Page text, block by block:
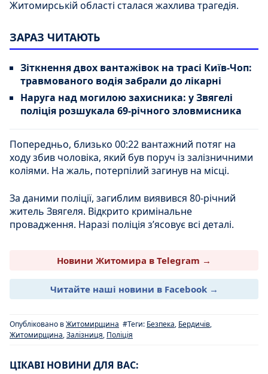
Житомирській області сталася жахлива трагедія.
ЗАРАЗ ЧИТАЮТЬ
Зіткнення двох вантажівок на трасі Київ-Чоп:
травмованого водія забрали до лікарні
Наруга над могилою захисника: у Звягелі
поліція розшукала 69-річного зловмисника
Попередньо, близько 00:22 вантажний потяг на
ходу збив чоловіка, який був поруч із залізничними
коліями. На жаль, потерпілий загинув на місці.
За даними поліції, загиблим виявився 80-річний
житель Звягеля. Відкрито кримінальне
провадження. Наразі поліція зʼясовує всі деталі.
Новини Житомира в Telegram →
Читайте наші новини в Facebook →
Опубліковано вЖитомирщина #Теги: Безпека, Бердичів,
Житомирщина,Залізниця, Поліція
ЦІКАВІ НОВИНИ ДЛЯ ВАС: